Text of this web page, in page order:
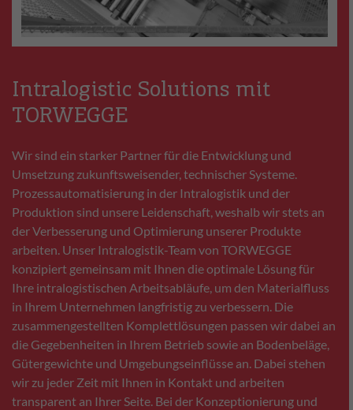
Intralogistic Solutions mit
TORWEGGE
Wir sind ein starker Partner für die Entwicklung und
Umsetzung zukunftsweisender, technischer Systeme.
Prozessautomatisierung in der Intralogistik und der
Produktion sind unsere Leidenschaft, weshalb wir stets an
der Verbesserung und Optimierung unserer Produkte
arbeiten. Unser Intralogistik-Team von TORWEGGE
konzipiert gemeinsam mit Ihnen die optimale Lösung für
Ihre intralogistischen Arbeitsabläufe, um den Materialfluss
in Ihrem Unternehmen langfristig zu verbessern. Die
zusammengestellten Komplettlösungen passen wir dabei an
die Gegebenheiten in Ihrem Betrieb sowie an Bodenbeläge,
Gütergewichte und Umgebungseinflüsse an. Dabei stehen
wir zu jeder Zeit mit Ihnen in Kontakt und arbeiten
transparent an Ihrer Seite. Bei der Konzeptionierung und